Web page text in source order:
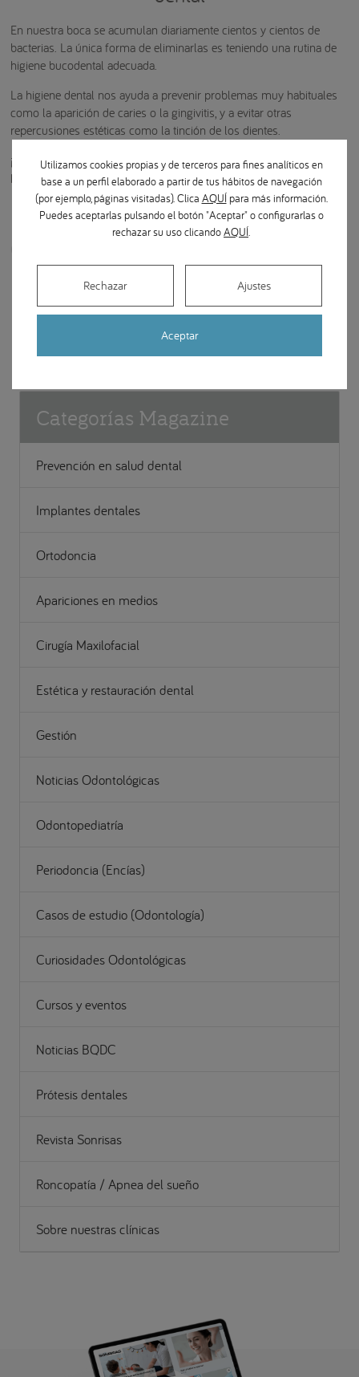
En nuestra boca se acumulan diariamente cientos y cientos de
bacterias. La única forma de eliminarlas es teniendo una rutina de
higiene bucodental adecuada.
La higiene dental nos ayuda a prevenir problemas muy habituales
como la aparición de caries o la gingivitis, y a evitar otras
repercusiones estéticas como la tinción de los dientes.
¡No descuides tu higiene dental! Si tienes cualquier duda, puedes
hacer tu consulta en tuclínica de BQDCmás cercana.
Categorías Magazine
Prevención en salud dental
Implantes dentales
Ortodoncia
Apariciones en medios
Cirugía Maxilofacial
Estética y restauración dental
Gestión
Noticias Odontológicas
Odontopediatría
Periodoncia (Encías)
Casos de estudio (Odontología)
Curiosidades Odontológicas
Cursos y eventos
Noticias BQDC
Prótesis dentales
Revista Sonrisas
Roncopatía / Apnea del sueño
Sobre nuestras clínicas
Utilizamos cookies propias y de terceros para fines analíticos en
base a un perfil elaborado a partir de tus hábitos de navegación
(por ejemplo, páginas visitadas). Clica AQUÍpara más información.
Puedes aceptarlas pulsando el botón "Aceptar" o configurarlas o
rechazar su uso clicandoAQUÍ.
Aceptar
Rechazar Ajustes